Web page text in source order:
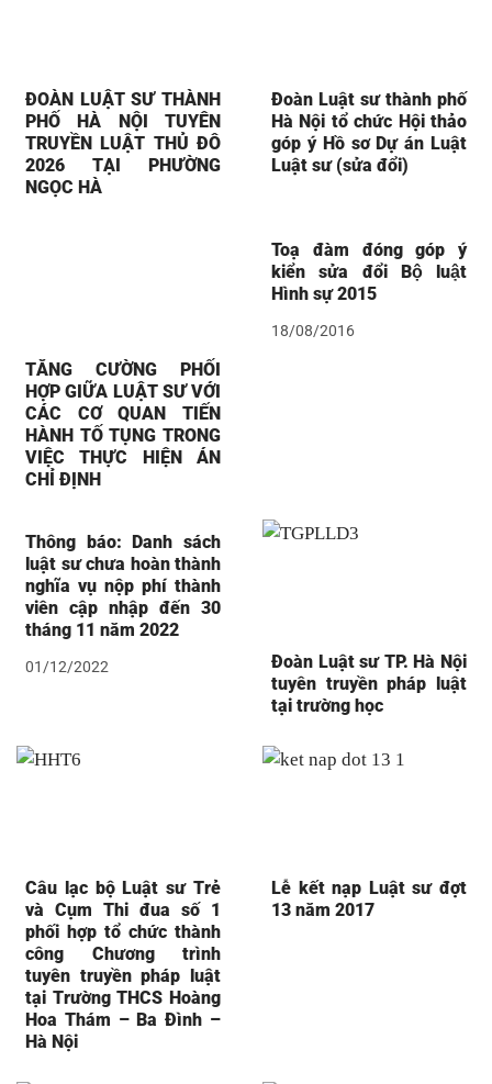
ĐOÀN LUẬT SƯ THÀNH
PHỐ HÀ NỘI TUYÊN
TRUYỀN LUẬT THỦ ĐÔ
2026 TẠI PHƯỜNG
NGỌC HÀ
Đoàn Luật sư thành phố
Hà Nội tổ chức Hội thảo
góp ý Hồ sơ Dự án Luật
Luật sư (sửa đổi)
TĂNG CƯỜNG PHỐI
HỢP GIỮA LUẬT SƯ VỚI
CÁC CƠ QUAN TIẾN
HÀNH TỐ TỤNG TRONG
VIỆC THỰC HIỆN ÁN
CHỈ ĐỊNH
Toạ đàm đóng góp ý
kiển sửa đổi Bộ luật
Hình sự 2015
18/08/2016
Thông báo: Danh sách
luật sư chưa hoàn thành
nghĩa vụ nộp phí thành
viên cập nhập đến 30
tháng 11 năm 2022
01/12/2022
Đoàn Luật sư TP. Hà Nội
tuyên truyền pháp luật
tại trường học
Câu lạc bộ Luật sư Trẻ
và Cụm Thi đua số 1
phối hợp tổ chức thành
công Chương trình
tuyên truyền pháp luật
tại Trường THCS Hoàng
Hoa Thám – Ba Đình –
Hà Nội
Lễ kết nạp Luật sư đợt
13 năm 2017